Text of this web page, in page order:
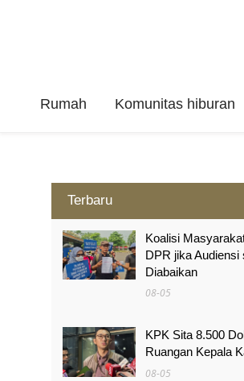
Rumah Komunitas hiburan
Terbaru
Koalisi
DPR jika Audiensi
Diabaikan
08-05
KPK Sita 8.500
Ruangan Kepala
08-05